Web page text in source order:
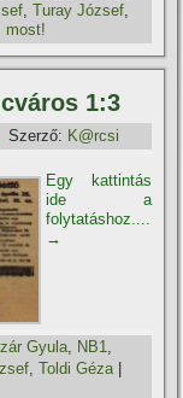
,Turay József,
most!
1:3
Szerző: K@rcsi
Egy kattintás
ide a
folytatáshoz....
→
Gyula, NB1,
,Toldi Géza |